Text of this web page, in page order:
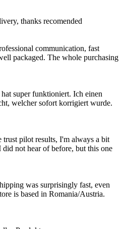
thanks recomended
communication, fast
packaged. The whole purchasing
super funktioniert. Ich einen
welcher sofort korrigiert wurde.
pilot results, I'm always a bit
not hear of before, but this one
was surprisingly fast, even
is based in Romania/Austria.